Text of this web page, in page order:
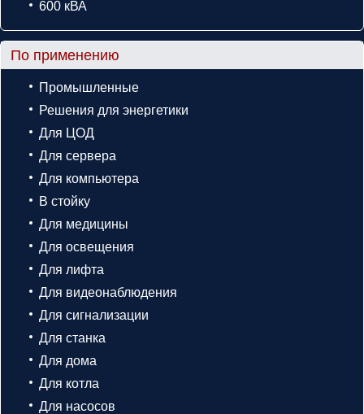
600 кВА
По применению
Промышленные
Решения для энергетики
Для ЦОД
Для сервера
Для компьютера
В стойку
Для медицины
Для освещения
Для лифта
Для видеонаблюдения
Для сигнализации
Для станка
Для дома
Для котла
Для насосов